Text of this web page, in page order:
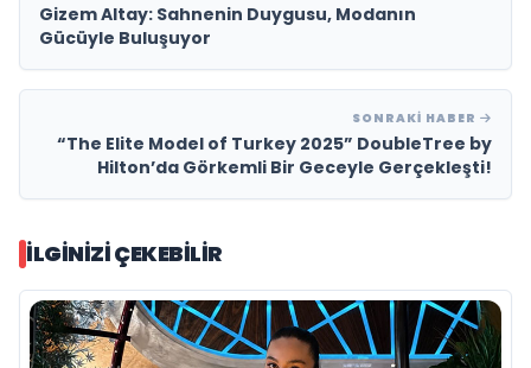
Gizem Altay: Sahnenin Duygusu, Modanın
Gücüyle Buluşuyor
SONRAKI HABER
“The Elite Model of Turkey 2025” DoubleTree by
Hilton’da Görkemli Bir Geceyle Gerçekleşti!
İLGINIZI ÇEKEBILIR